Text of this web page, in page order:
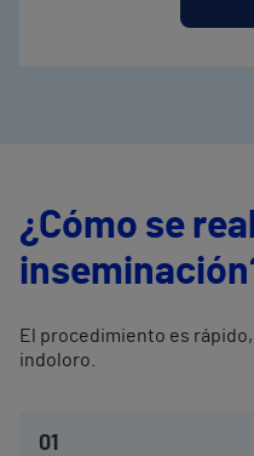
¿Cómo se
El procedimiento es
indoloro.
01